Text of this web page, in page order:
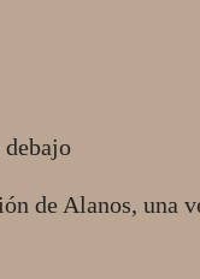
de Alanos,